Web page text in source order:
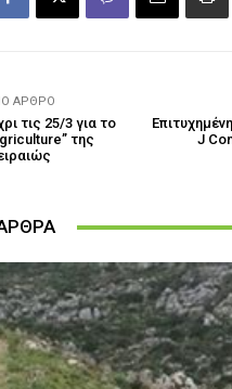
ΆΡΘΡΟ
τις 25/3 για το
της
J